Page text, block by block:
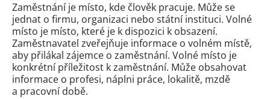
Zaměstnání je místo, kde člověk pracuje. Může se
jednat o firmu, organizaci nebo státní instituci. Volné
místo je místo, které je k dispozici k obsazení.
Zaměstnavatel zveřejňuje informace o volném místě,
aby přilákal zájemce o zaměstnání. Volné místo je
konkrétní příležitost k zaměstnání. Může obsahovat
informace o profesi, náplni práce, lokalitě, mzdě
a pracovní době.